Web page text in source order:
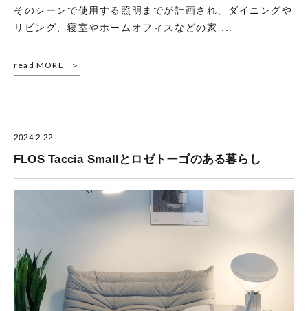
そのシーンで使用する照明までが計画され、ダイニングや
リビング、寝室やホームオフィスなどの家 ...
read MORE
2024.2.22
FLOS Taccia Smallとロゼトーゴのある暮らし